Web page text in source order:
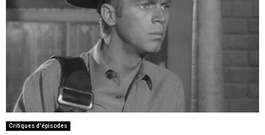
Critiques d'épisodes